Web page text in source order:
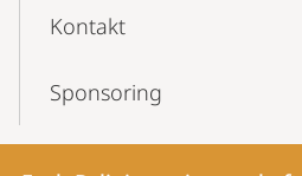
Kontakt
Sponsoring
Kontaktinformationen